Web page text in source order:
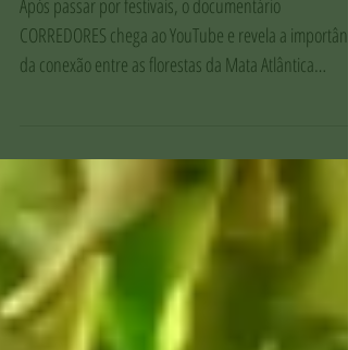
disponível no YouTube
Após passar por festivais, o documentário
capixaba.